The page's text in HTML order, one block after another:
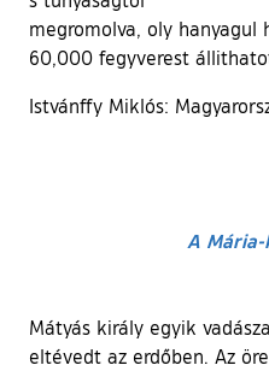
megromolva, oly
60,000 fegyverest
Istvánffy Miklós:
A
Mátyás király egyik
eltévedt az erdőben. Az